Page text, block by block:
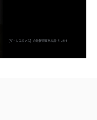
【ザ・レスポンス】の最新記事をお届けします